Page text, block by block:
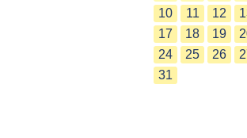
10
11 12
17
18 19
24
25 26
31